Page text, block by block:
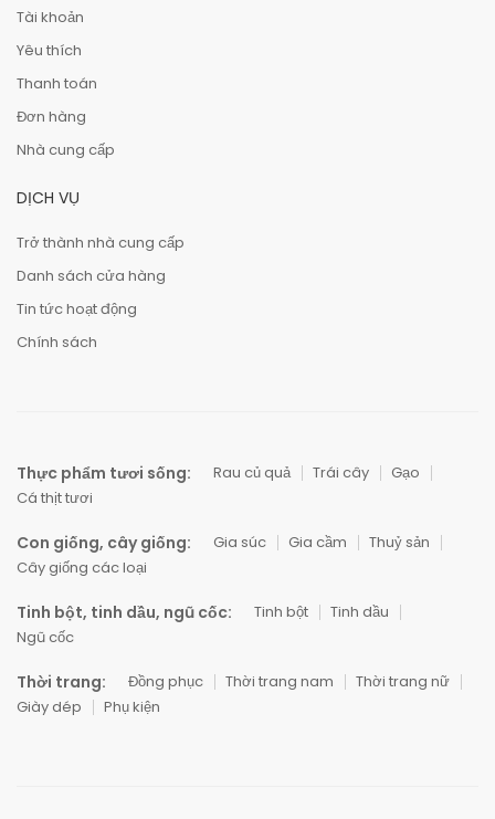
Tài khoản
Yêu thích
Thanh toán
Đơn hàng
Nhà cung cấp
DỊCH VỤ
Trở thành nhà cung cấp
Danh sách cửa hàng
Tin tức hoạt động
Chính sách
Thực phẩm tươi sống: Rau củ quả Trái cây
Gạo
Cá thịt tươi
Con giống, cây giống: Gia súc Gia cầm
Thuỷ sản
Cây giống các loại
Tinh bột, tinh dầu, ngũ cốc: Tinh bột
Tinh dầu
Ngũ cốc
Thời trang: Đồng phục Thời trang nam
Thời trang nữ
Giày dép
Phụ kiện